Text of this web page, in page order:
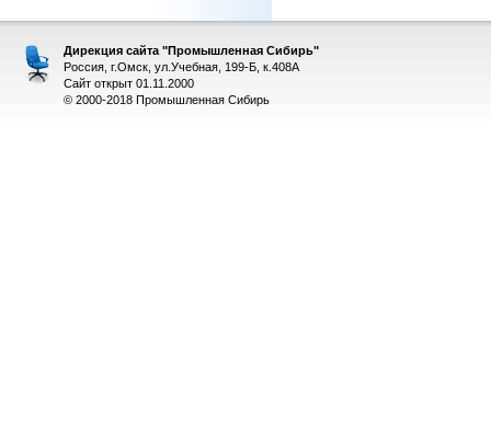
Дирекция сайта "Промышленная Сибирь"
Россия, г.Омск, ул.Учебная, 199-Б, к.408А
Сайт открыт 01.11.2000
© 2000-2018 Промышленная Сибирь